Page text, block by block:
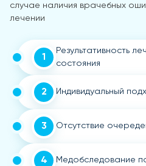
случае наличия врачебных
лечении
1
Результативность
состояния
2 Индивидуальный
3 Отсутствие
4 Медобследование